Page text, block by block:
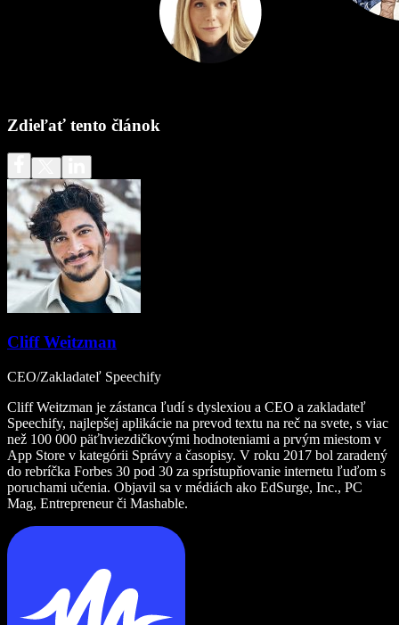
Zdieľať tento článok
Cliff Weitzman
CEO/Zakladateľ Speechify
Cliff Weitzman je zástanca ľudí s dyslexiou a CEO a zakladateľ
Speechify, najlepšej aplikácie na prevod textu na reč na svete, s viac
než 100 000 päťhviezdičkovými hodnoteniami a prvým miestom v
App Store v kategórii Správy a časopisy. V roku 2017 bol zaradený
do rebríčka Forbes 30 pod 30 za sprístupňovanie internetu ľuďom s
poruchami učenia. Objavil sa v médiách ako EdSurge, Inc., PC
Mag, Entrepreneur či Mashable.